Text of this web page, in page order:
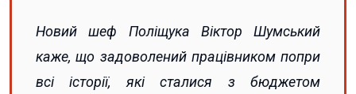
Новий шеф Поліщука Віктор Шумський
каже, що задоволений працівником попри
всі історії, які сталися з бюджетом